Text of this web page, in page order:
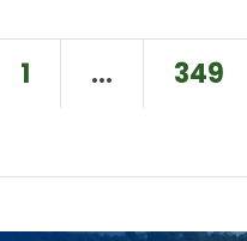
1 … 349